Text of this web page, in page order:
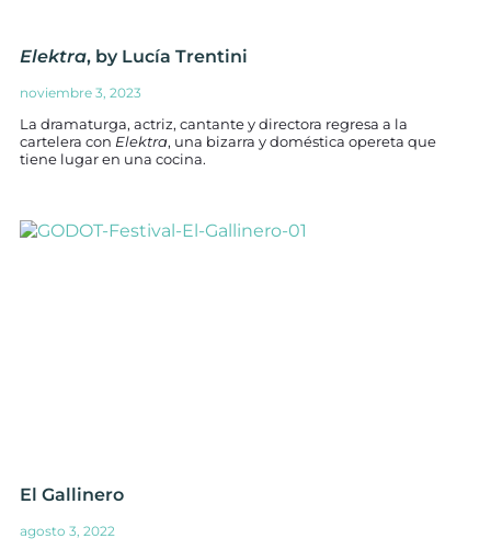
Elektra, by Lucía Trentini
noviembre 3, 2023
La dramaturga, actriz, cantante y directora regresa a la
cartelera con Elektra, una bizarra y doméstica opereta que
tiene lugar en una cocina.
El Gallinero
agosto 3, 2022